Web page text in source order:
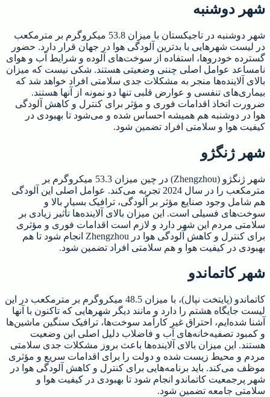
شهر دوشنبه
شهر دوشنبه در تاجیکستان با میزان 53.8 میکروگرم بر مترمکعب
در لیست شهرهایی با بدترین آلودگی هوا در جهان قرار دارد. حضور
گسترده خودروها، استفاده از سوخت‌های آلوده و شرایط آب و هوای
نامساعد عوامل اصلی چننی وضعیتی هستند. شکی نیست که میزان
بالای آلاینده‌ها منجر به مشکلات جدی سلامتی افراد خواهد شد که
بیماری‌های تنفسی و عوارض قلبی تنها دو نمونه از آنها هستند.
ضرورت اتخاذ اقدامات فوری و مؤثر برای کنترل و کاهش آلودگی
هوا در دوشنبه هم همیشه احساس شده و می‌شود تا بهبودی در
کیفیت هوا و سلامتی افراد تضمین شود.
شهر ژنگژو
شهر ژنگژو (Zhengzhou) در چین میزان 53.3 میکروگرم بر
مترمکعب را در سال 2024 تجربه می‌کند. عوامل اصلی این آلودگی
هم شامل وجود صنایع مؤثر بر آلودگی، ترافیک بسیار بالا و
سوخت‌های فسیلی است. این میزان بالای آلاینده‌ها تأثیر زیادی بر
سلامتی مردم این شهر دارد و لازم است اقدامات فوری و مؤثری
برای کنترل و کاهش آلودگی هوا در Zhengzhou انجام شود تا هم
بهبودی در کیفیت هوا و هم سلامتی افراد تضمین شود.
شهر کاتماندو
کاتماندو (پایتخت نپال)، با میزان 48.5 میکروگرم بر مترمکعب در این
لیست جایگاه هشتم را دارد و مانند دیگر شهرهایی که تاکنون با آنها
آشنا شده‌ایم، احتراق غیر کارآمد سوخت‌ها، ترافیک سنگین ماشین‌ها
و کمبود تصفیه‌خانه‌های آب و فاضلاب دلیل اصلی این وضعیت
هستند. این میزان بالای آلاینده‌ها باعث بروز مشکلات جدی سلامتی
مردم و محیط زیست شده و دولت را برای اقدامات سریع و مؤثری
موظف می‌کند. باید برنامه‌هایی برای کنترل و کاهش آلودگی هوا در
شهر پرجمعیت کاتماندو انجام شود تا بهبودی در کیفیت هوا و
سلامتی جامعه تضمین شود.